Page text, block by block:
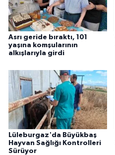
Asrı geride bıraktı, 101
yaşına komşularının
alkışlarıyla girdi
Lüleburgaz'da Büyükbaş
Hayvan Sağlığı Kontrolleri
Sürüyor